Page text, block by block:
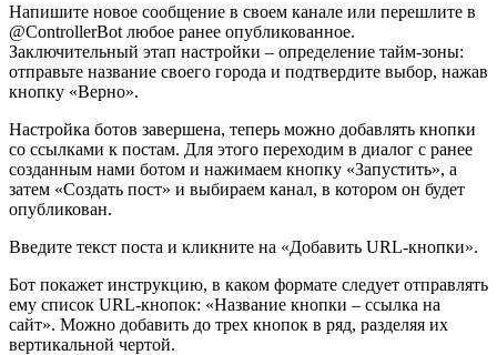
Напишите новое сообщение в своем канале или перешлите в
@ControllerBot любое ранее опубликованное.
Заключительный этап настройки – определение тайм-зоны:
отправьте название своего города и подтвердите выбор, нажав
кнопку «Верно».
Настройка ботов завершена, теперь можно добавлять кнопки
со ссылками к постам. Для этого переходим в диалог с ранее
созданным нами ботом и нажимаем кнопку «Запустить», а
затем «Создать пост» и выбираем канал, в котором он будет
опубликован.
Введите текст поста и кликните на «Добавить URL-кнопки».
Бот покажет инструкцию, в каком формате следует отправлять
ему список URL-кнопок: «Название кнопки – ссылка на
сайт». Можно добавить до трех кнопок в ряд, разделяя их
вертикальной чертой.